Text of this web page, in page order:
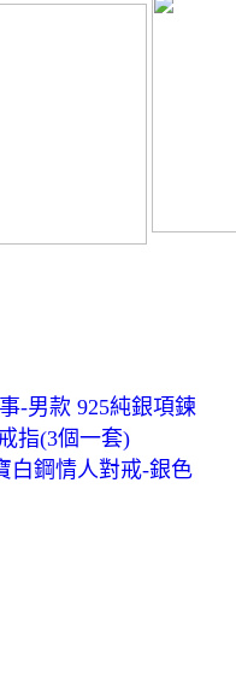
-男款 925純銀項鍊
指(3個一套)
白鋼情人對戒-銀色